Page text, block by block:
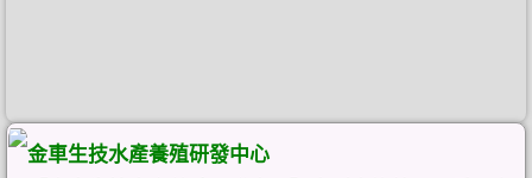
金車生技水產養殖研發中心